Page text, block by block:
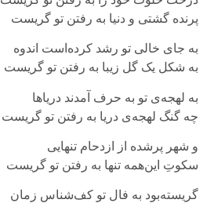
پرنده گشتی و دنیا به رفتن تو گریست
به جای خالی تو رشد کرده‌است اندوه
به شکل یک گل زیبا به رفتن تو گریست
به لهجه‌ی تو به حرف آمدند دریاها
چه گنگ لهجه‌ی دریا به رفتن تو گریست
و شهر پرشده از ازدحام تنهایی
سکوتِ این‌همه تنها به رفتن تو گریست
گریسته‌بود به فال تو کف‌شناس زمان